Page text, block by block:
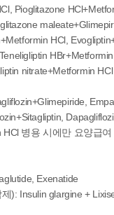
Pioglitazone
HCl,
nitrate+Metformin HCl
병용 시에만 요양급
Exenatide
): Insulin glargine +